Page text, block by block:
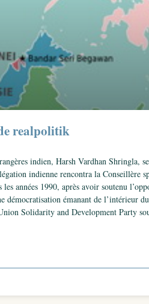
realpolitik
indien, Harsh Vardhan Shringla,
indienne rencontra la
années 1990, après avoir soutenu
émanant de l’intérieur
Solidarity and Development Party